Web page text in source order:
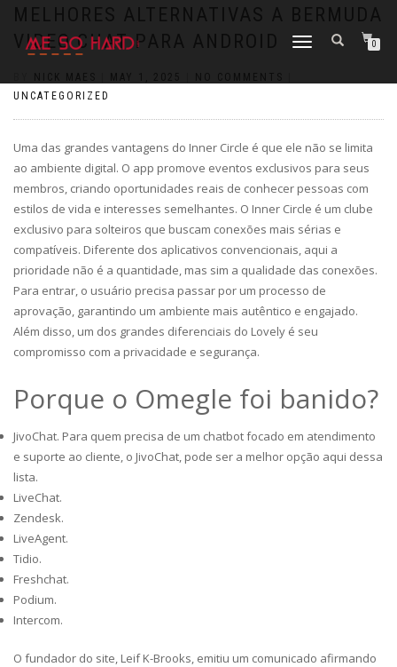
TOGGLE
0
VIDEO CHAT PARA ANDROID
UNCATEGORIZED
Uma das grandes vantagens do Inner Circle é que ele não se limita
ao ambiente digital. O app promove eventos exclusivos para seus
membros, criando oportunidades reais de conhecer pessoas com
estilos de vida e interesses semelhantes. O Inner Circle é um clube
exclusivo para solteiros que buscam conexões mais sérias e
compatíveis. Diferente dos aplicativos convencionais, aqui a
prioridade não é a quantidade, mas sim a qualidade das conexões.
Para entrar, o usuário precisa passar por um processo de
aprovação, garantindo um ambiente mais autêntico e engajado.
Além disso, um dos grandes diferenciais do Lovely é seu
compromisso com a privacidade e segurança.
Porque o Omegle foi banido?
JivoChat. Para quem precisa de um chatbot focado em atendimento
e suporte ao cliente, o JivoChat, pode ser a melhor opção aqui dessa
lista.
LiveChat.
Zendesk.
LiveAgent.
Tidio.
Freshchat.
Podium.
Intercom.
O fundador do site, Leif K-Brooks, emitiu um comunicado afirmando